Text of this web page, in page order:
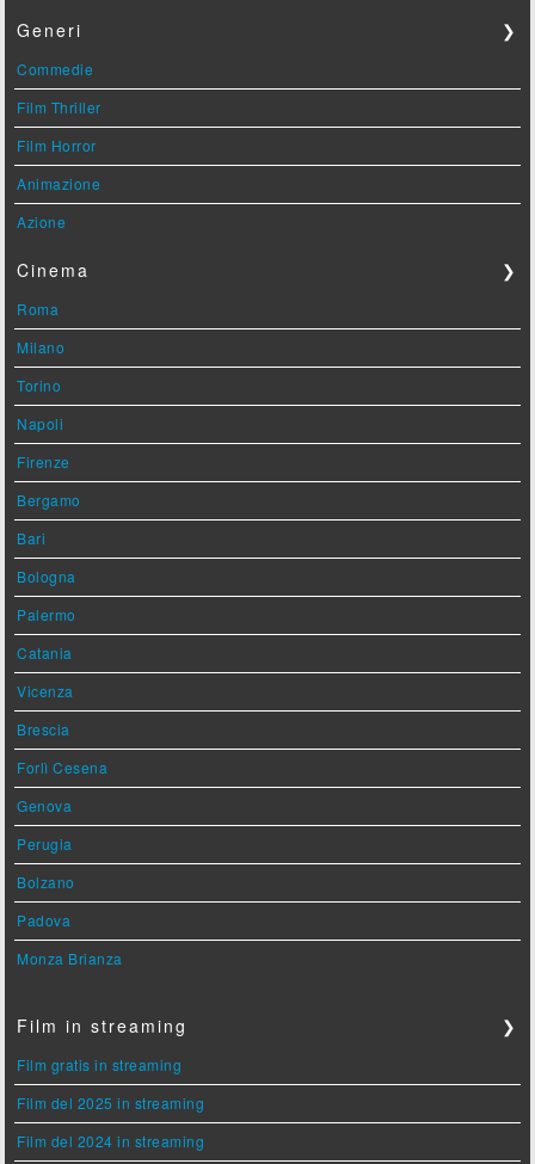
Generi ❯
Commedie
Film Thriller
Film Horror
Animazione
Azione
Cinema ❯
Roma
Milano
Torino
Napoli
Firenze
Bergamo
Bari
Bologna
Palermo
Catania
Vicenza
Brescia
Forlì Cesena
Genova
Perugia
Bolzano
Padova
Monza Brianza
Film in streaming ❯
Film gratis in streaming
Film del 2025 in streaming
Film del 2024 in streaming